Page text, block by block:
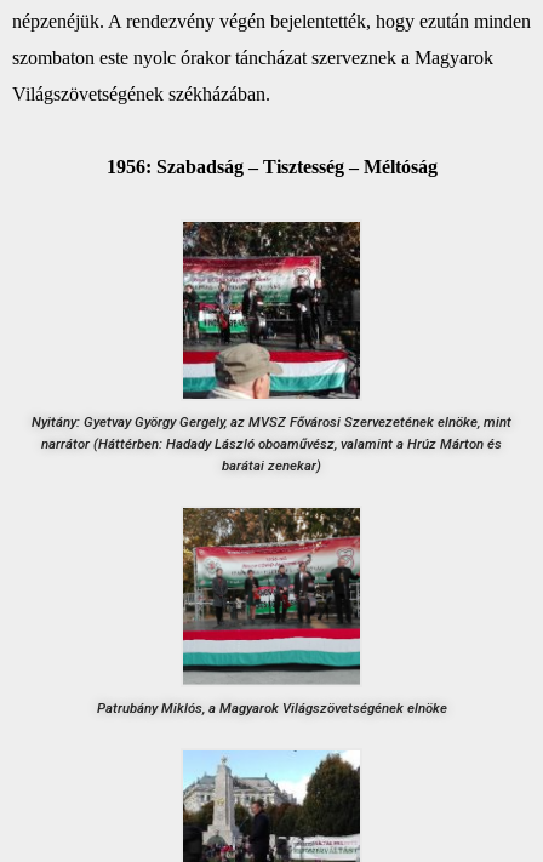
népzenéjük. A rendezvény végén bejelentették, hogy ezután minden
szombaton este nyolc órakor táncházat szerveznek a Magyarok
Világszövetségének székházában.
1956: Szabadság – Tisztesség – Méltóság
Nyitány: Gyetvay György Gergely, az MVSZ Fővárosi Szervezetének elnöke, mint
narrátor (Háttérben: Hadady László oboaművész, valamint a Hrúz Márton és
barátai zenekar)
Patrubány Miklós, a Magyarok Világszövetségének elnöke